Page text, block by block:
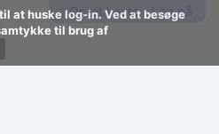
at huske log-in. Ved at besøge
til brug af
Opret konto Log på